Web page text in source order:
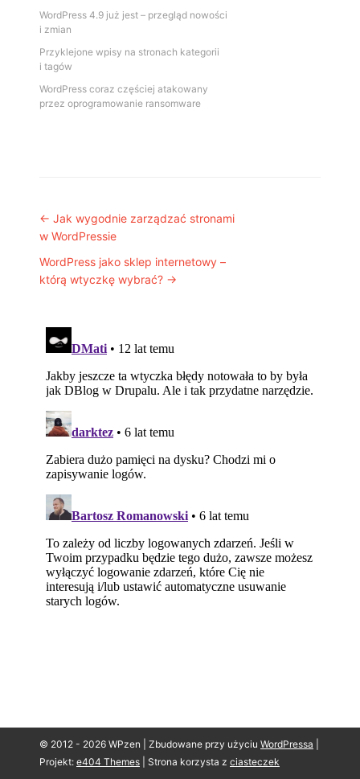
WordPress 4.9 już jest – przegląd nowości
i zmian
Przyklejone wpisy na stronach kategorii
i tagów
WordPress coraz częściej atakowany
przez oprogramowanie ransomware
Post navigation
← Jak wygodnie zarządzać stronami
w WordPressie
WordPress jako sklep internetowy –
którą wtyczkę wybrać? →
© 2012 - 2026 WPzen | Zbudowane przy użyciu WordPressa
Projekt: e404 Themes Strona korzysta z ciasteczek